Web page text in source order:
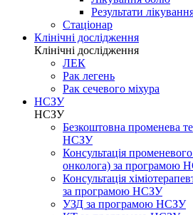
Результати
Стаціонар
Клінічні дослідження
Клінічні дослідження
ЛЕК
Рак легень
Рак сечевого міхура
НСЗУ
НСЗУ
Безкоштовна променева
НСЗУ
Консультація
онколога) за програмою
Консультація
за програмою НСЗУ
УЗД за програмою НСЗУ